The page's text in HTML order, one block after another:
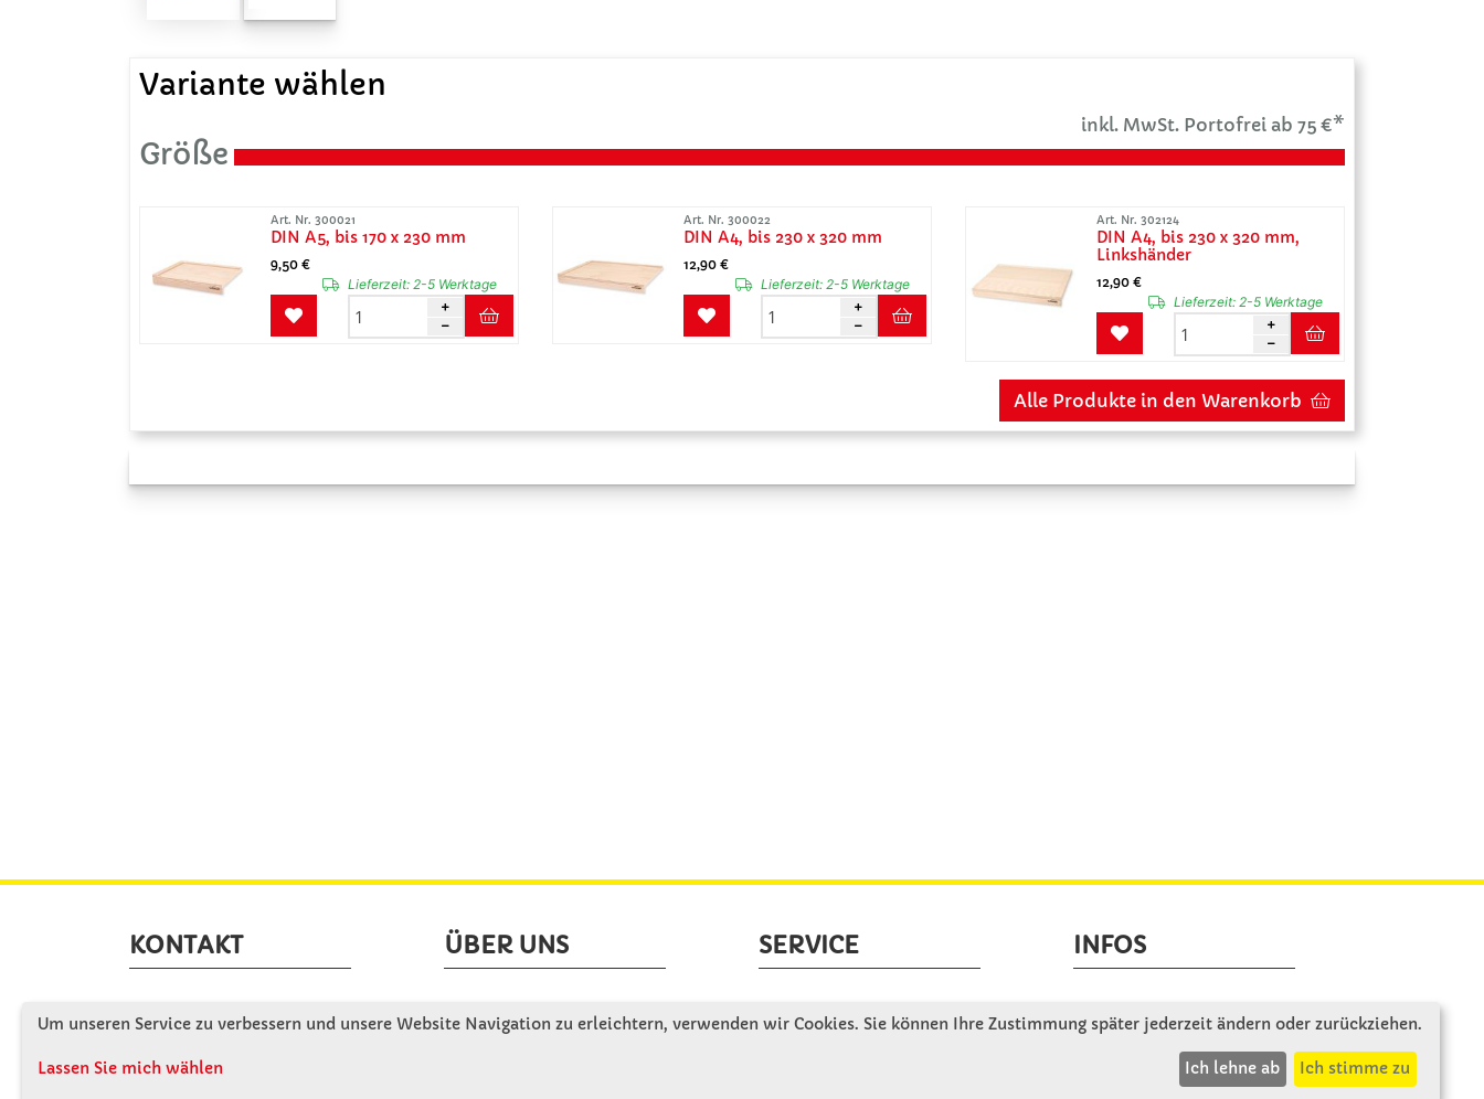
Variante wählen
inkl. MwSt. Portofrei ab 75 €*
Größe
Art. Nr. 300021
DIN A5, bis 170 x 230 mm
9,50 €
Lieferzeit: 2-5 Werktage
Art. Nr. 300022
DIN A4, bis 230 x 320 mm
12,90 €
Lieferzeit: 2-5 Werktage
Art. Nr. 302124
DIN A4, bis 230 x 320 mm,
Linkshänder
12,90 €
Lieferzeit: 2-5 Werktage
Alle Produkte in den Warenkorb
KONTAKT
Winkler Schulbedarf GmbH
D - 94060 Pocking
ÜBER UNS
Wir stellen uns vor
SERVICE
Gute Gründe für Winkler
INFOS
Zahlung & Versand
Rücksendung
Um unseren Service zu verbessern und unsere Website Navigation zu erleichtern, verwenden wir Cookies. Sie können Ihre Zustimmung später jederzeit ändern oder zurückziehen.
Lassen Sie mich wählen Ich lehne ab Ich stimme zu